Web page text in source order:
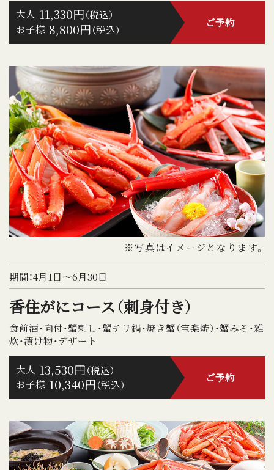
ご予約
大人 11,330円（税込）
お子様 8,800円（税込）
※写真はイメージとなります。
期間：4月1日～6月30日
香住がにコース（刺身付き）
食前酒・向付・蟹刺し・蟹チリ鍋・焼き蟹（宝楽焼）・蟹みそ・雑
炊・漬け物・デザート
ご予約
大人 13,530円（税込）
お子様 10,340円（税込）